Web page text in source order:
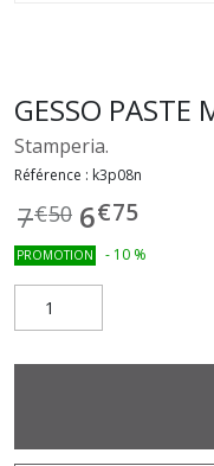
GESSO
Stamperia.
Référence : k3p08n
7€50 6€75
PROMOTION - 10 %